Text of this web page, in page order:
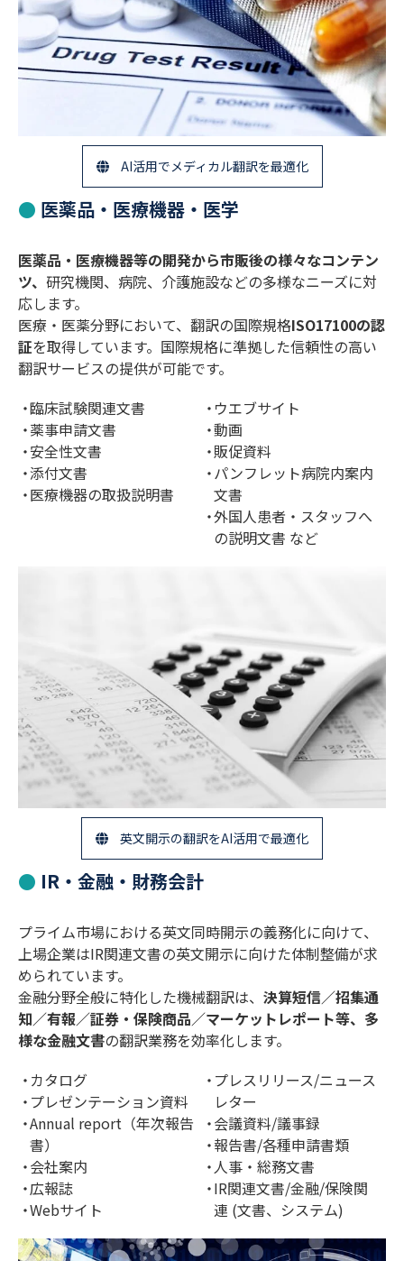
AI活用でメディカル翻訳を最適化
医薬品・医療機器・医学
医薬品・医療機器等の開発から市販後の様々なコンテン
ツ、 研究機関、病院、介護施設などの多様なニーズに対
応します。
医療・医薬分野において、翻訳の国際規格ISO17100の認
証を取得しています。国際規格に準拠した信頼性の高い
翻訳サービスの提供が可能です。
臨床試験関連文書
薬事申請文書
安全性文書
添付文書
医療機器の取扱説明書
ウエブサイト
動画
販促資料
パンフレット病院内案内
文書
外国人患者・スタッフへ
の説明文書 など
英文開示の翻訳をAI活用で最適化
IR・金融・財務会計
プライム市場における英文同時開示の義務化に向けて、
上場企業はIR関連文書の英文開示に向けた体制整備が求
められています。
金融分野全般に特化した機械翻訳は、 決算短信／招集通
知／有報／証券・保険商品／マーケットレポート等、多
様な金融文書の翻訳業務を効率化します。
カタログ
プレゼンテーション資料
Annual report（年次報告
書）
会社案内
広報誌
Webサイト
プレスリリース/ニュース
レター
会議資料/議事録
報告書/各種申請書類
人事・総務文書
IR関連文書/金融/保険関
連 (文書、システム)